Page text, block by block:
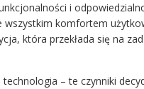
i
komfortem
która przekłada się na
– te czynniki